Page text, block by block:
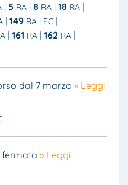
5 RA 8 RA 18 RA
149 RA FC
161 RA 162 RA
dal 7 marzo » Leggi
fermata » Leggi